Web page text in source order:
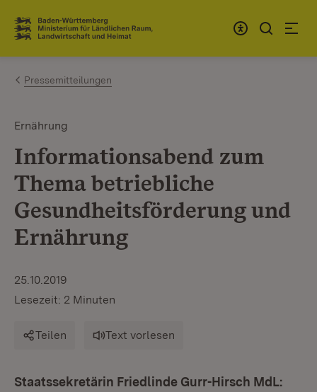
Zum Inhalt springen
Link zur Startseite
Pressemitteilungen
Ernährung
Informationsabend zum
Thema betriebliche
Gesundheitsförderung und
Ernährung
25.10.2019
Lesezeit: 2 Minuten
Teilen Text vorlesen
Staatssekretärin Friedlinde Gurr-Hirsch MdL: